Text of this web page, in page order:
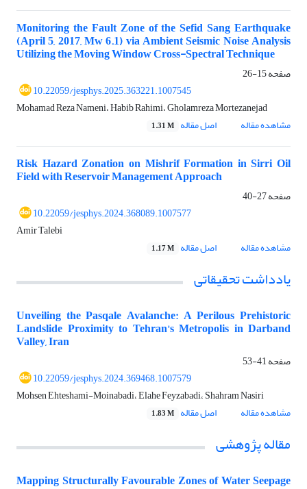
Monitoring the Fault Zone of the Sefid Sang Earthquake
(April 5, 2017, Mw 6.1) via Ambient Seismic Noise Analysis
Utilizing the Moving Window Cross-Spectral Technique
صفحه15-26
10.22059/jesphys.2025.363221.1007545
Mohamad Reza Nameni، Habib Rahimi، Gholamreza Mortezanejad
مشاهده مقاله
اصل مقاله 1.31 M
Risk Hazard Zonation on Mishrif Formation in Sirri Oil
Field with Reservoir Management Approach
صفحه27-40
10.22059/jesphys.2024.368089.1007577
Amir Talebi
مشاهده مقاله
اصل مقاله 1.17 M
یادداشت تحقیقاتی
Unveiling the Pasqale Avalanche: A Perilous Prehistoric
Landslide Proximity to Tehran's Metropolis in Darband
Valley, Iran
صفحه41-53
10.22059/jesphys.2024.369468.1007579
Mohsen Ehteshami-Moinabadi، Elahe Feyzabadi، Shahram Nasiri
مشاهده مقاله
اصل مقاله 1.83 M
مقاله پژوهشی
Mapping Structurally Favourable Zones of Water Seepage